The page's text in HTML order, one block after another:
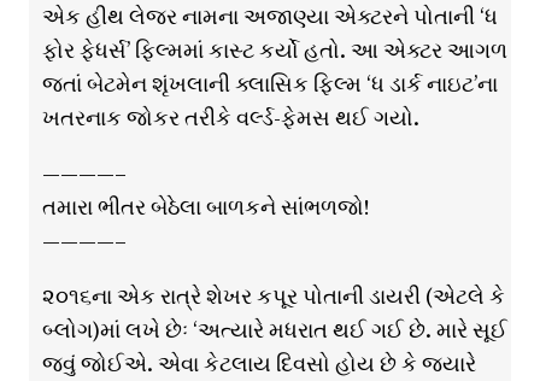
એક હીથ લેજર નામના અજાણ્યા એક્ટરને પોતાની ‘ધ
ફોર ફેધર્સ’ ફિલ્મમાં કાસ્ટ કર્યો હતો. આ એક્ટર આગળ
જતાં બેટમેન શૃંખલાની ક્લાસિક ફિલ્મ ‘ધ ડાર્ક નાઇટ’ના
ખતરનાક જોકર તરીકે વર્લ્ડ-ફેમસ થઈ ગયો.
————–
તમારા ભીતર બેઠેલા બાળકને સાંભળજો!
————–
૨૦૧૬ના એક રાત્રે શેખર કપૂર પોતાની ડાયરી (એટલે કે
બ્લોગ)માં લખે છેઃ ‘અત્યારે મધરાત થઈ ગઈ છે. મારે સૂઈ
જવું જોઈએ. એવા કેટલાય દિવસો હોય છે કે જ્યારે